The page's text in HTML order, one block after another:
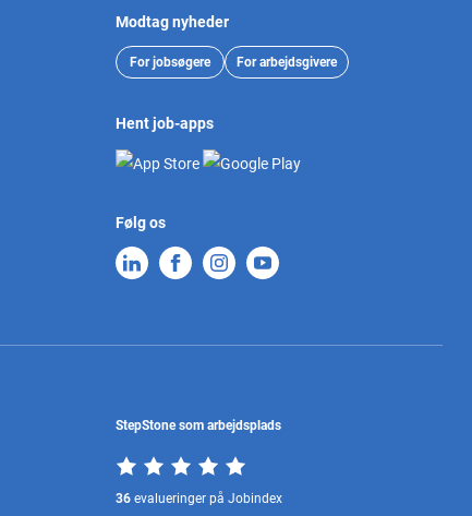
Modtag nyheder
For jobsøgere For arbejdsgivere
Hent job-apps
Følg os
StepStone som arbejdsplads
36 evalueringer på Jobindex